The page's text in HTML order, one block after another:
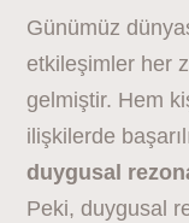
Günümüz
etkileşimler her
gelmiştir. Hem
ilişkilerde
duygusal
Peki, duygusal